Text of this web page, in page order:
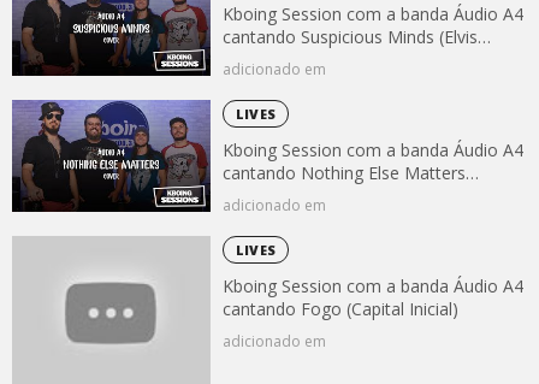
Kboing Session com a banda Áudio A4
cantando Suspicious Minds (Elvis
Presley)
adicionado em
LIVES
Kboing Session com a banda Áudio A4
cantando Nothing Else Matters
(Metallica)
adicionado em
LIVES
Kboing Session com a banda Áudio A4
cantando Fogo (Capital Inicial)
adicionado em